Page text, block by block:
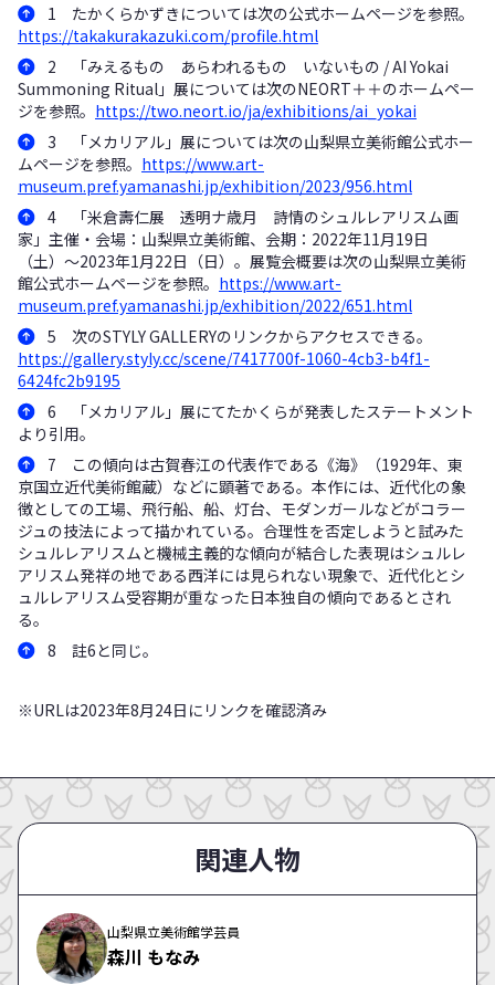
1 たかくらかずきについては次の公式ホームページを参照。
https://takakurakazuki.com/profile.html
2 「みえるもの あらわれるもの いないもの / AI Yokai
Summoning Ritual」展については次のNEORT＋＋のホームペー
ジを参照。 https://two.neort.io/ja/exhibitions/ai_yokai
3 「メカリアル」展については次の山梨県立美術館公式ホー
ムページを参照。 https://www.art-
museum.pref.yamanashi.jp/exhibition/2023/956.html
4 「米倉壽仁展 透明ナ歳月 詩情のシュルレアリスム画
家」主催・会場：山梨県立美術館、会期：2022年11月19日
（土）〜2023年1月22日（日）。展覧会概要は次の山梨県立美術
館公式ホームページを参照。 https://www.art-
museum.pref.yamanashi.jp/exhibition/2022/651.html
5 次のSTYLY GALLERYのリンクからアクセスできる。
https://gallery.styly.cc/scene/7417700f-1060-4cb3-b4f1-
6424fc2b9195
6 「メカリアル」展にてたかくらが発表したステートメント
より引用。
7 この傾向は古賀春江の代表作である《海》（1929年、東
京国立近代美術館蔵）などに顕著である。本作には、近代化の象
徴としての工場、飛行船、船、灯台、モダンガールなどがコラー
ジュの技法によって描かれている。合理性を否定しようと試みた
シュルレアリスムと機械主義的な傾向が結合した表現はシュルレ
アリスム発祥の地である西洋には見られない現象で、近代化とシ
ュルレアリスム受容期が重なった日本独自の傾向であるとされ
る。
8 註6と同じ。
※URLは2023年8月24日にリンクを確認済み
関連人物
山梨県立美術館学芸員
森川 もなみ